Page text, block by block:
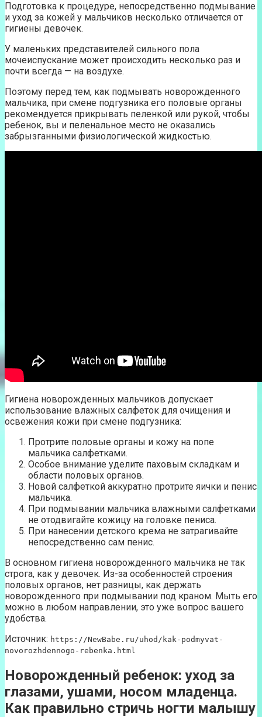
Подготовка к процедуре, непосредственно подмывание
и уход за кожей у мальчиков несколько отличается от
гигиены девочек.
У маленьких представителей сильного пола
мочеиспускание может происходить несколько раз и
почти всегда — на воздухе.
Поэтому перед тем, как подмывать новорожденного
мальчика, при смене подгузника его половые органы
рекомендуется прикрывать пеленкой или рукой, чтобы
ребенок, вы и пеленальное место не оказались
забрызганными физиологической жидкостью.
Гигиена новорожденных мальчиков допускает
использование влажных салфеток для очищения и
освежения кожи при смене подгузника:
Протрите половые органы и кожу на попе
мальчика салфетками.
Особое внимание уделите паховым складкам и
области половых органов.
Новой салфеткой аккуратно протрите яички и пенис
мальчика.
При подмывании мальчика влажными салфетками
не отодвигайте кожицу на головке пениса.
При нанесении детского крема не затрагивайте
непосредственно сам пенис.
В основном гигиена новорожденного мальчика не так
строга, как у девочек. Из-за особенностей строения
половых органов, нет разницы, как держать
новорожденного при подмывании под краном. Мыть его
можно в любом направлении, это уже вопрос вашего
удобства.
Источник: https://NewBabe.ru/uhod/kak-podmyvat-
novorozhdennogo-rebenka.html
Новорожденный ребенок: уход за
глазами, ушами, носом младенца.
Как правильно стричь ногти малышу